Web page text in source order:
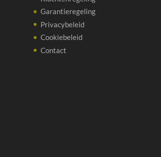
Garantieregeling
Privacybeleid
Cookiebeleid
Contact